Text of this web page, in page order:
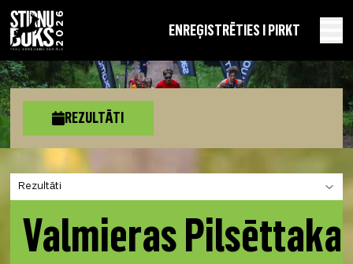
ENREĢISTRĒTIES I PIRKT
REZULTĀTI
Izvēlies sadaļu
Valmieras